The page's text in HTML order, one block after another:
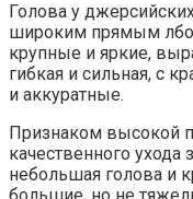
Голова у
широким прямым
крупные и яркие,
гибкая и сильная, с
и аккуратные.
Признаком высокой
качественного ухода
небольшая голова и